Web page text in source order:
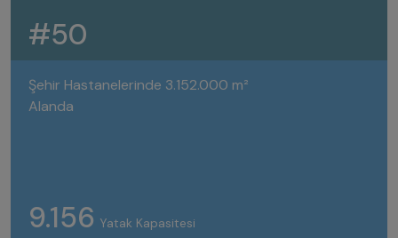
#50
Şehir Hastanelerinde 3.152.000 m²
Alanda
9.156 Yatak Kapasitesi